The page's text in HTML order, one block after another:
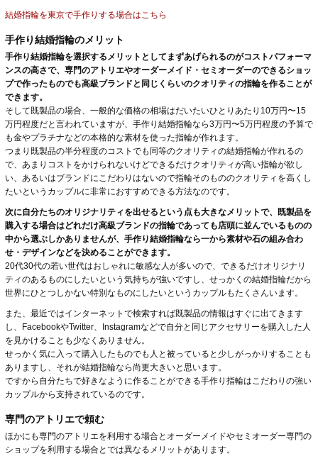
結婚指輪を東京で手作りする場合はこちら
手作り結婚指輪のメリット
手作り結婚指輪を選択するメリットとしてまずあげられるのがコストパフォーマ
ンスの高さで、専門のアトリエやオーダーメイド・セミオーダーのできるショッ
プで作ったものでも高級ブランドと同じくらいのクオリティの指輪を作ることが
できます。
そして既製品の場合、一般的な価格の相場はだいたいひとりあたり10万円〜15
万円程度だと言われていますが、手作り結婚指輪なら3万円〜5万円程度の予算で
も金やプラチナなどの本格的な素材を使った指輪が作れます。
つまり既製品の半分程度のコストでも同等のクオリティの結婚指輪が作れるの
で、あまりコストをかけられないけどできるだけクオリティが高い指輪が欲し
い、あるいはブランドにこだわりはないので指輪そのもののクオリティを高くし
たいというカップルに非常におすすめできる方法なのです。
次に自分たちのオリジナリティを出せるという点も大きなメリットで、既製品を
購入する場合はどれだけ高級ブランドの指輪であっても店頭に並んでいるものの
中から選ぶしかありませんが、手作り結婚指輪なら一から素材や石の組み合わ
せ・デザインなどを決めることができます。
20代30代の若い世代はおしゃれに敏感な人が多いので、できるだけオリジナリ
ティのあるものにしたいという気持ちが強いですし、せっかくの結婚指輪だから
世界にひとつしかない特別なものにしたいというカップルもたくさんいます。
また、最近ではインターネットで検索すれば既製品の情報はすぐに出てきます
し、FacebookやTwitter、Instagramなどで自分と同じアクセサリーを購入した人
を見かけることも少なくありません。
せっかく気に入って購入したものでも人と被っていると少しがっかりすることも
ありますし、それが結婚指輪なら尚更大きいと思います。
ですから自分たちで好きなように作ることができる手作り指輪はこだわりの強い
カップルから支持されているのです。
専門のアトリエで頼む
ほかにも専門のアトリエを利用する場合とオーダーメイドやセミオーダー専門の
ショップを利用する場合とでは異なるメリットがあります。